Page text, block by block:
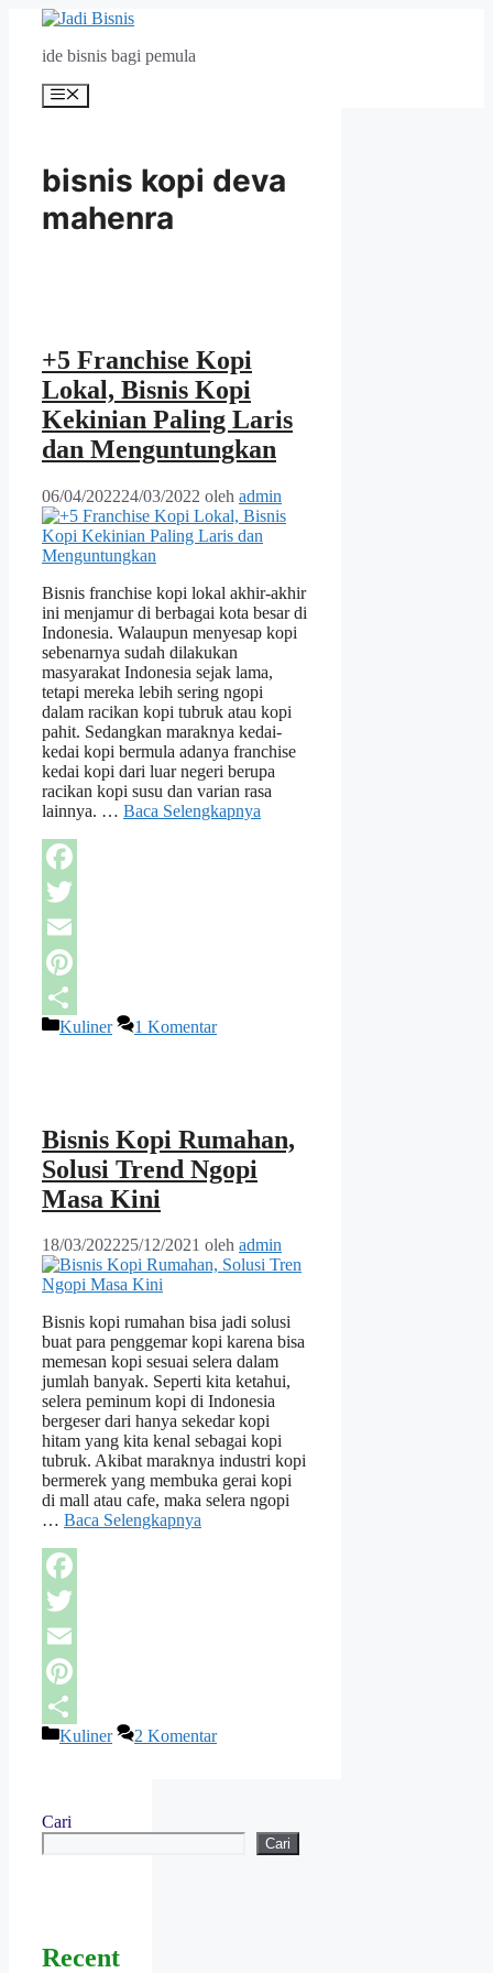
Langsung
ide bisnis bagi pemula
Menu
bisnis kopi deva
mahenra
+5 Franchise Kopi
Lokal, Bisnis Kopi
Kekinian Paling Laris
dan Menguntungkan
06/04/202224/03/2022 oleh admin
Bisnis franchise kopi lokal akhir-akhir
ini menjamur di berbagai kota besar di
Indonesia. Walaupun menyesap kopi
sebenarnya sudah dilakukan
masyarakat Indonesia sejak lama,
tetapi mereka lebih sering ngopi
dalam racikan kopi tubruk atau kopi
pahit. Sedangkan maraknya kedai-
kedai kopi bermula adanya franchise
kedai kopi dari luar negeri berupa
racikan kopi susu dan varian rasa
lainnya. … Baca Selengkapnya
Facebook
Twitter
Email
Pinterest
Share
Kategori
Kuliner 1 Komentar
Bisnis Kopi Rumahan,
Solusi Trend Ngopi
Masa Kini
18/03/202225/12/2021 oleh admin
Bisnis kopi rumahan bisa jadi solusi
buat para penggemar kopi karena bisa
memesan kopi sesuai selera dalam
jumlah banyak. Seperti kita ketahui,
selera peminum kopi di Indonesia
bergeser dari hanya sekedar kopi
hitam yang kita kenal sebagai kopi
tubruk. Akibat maraknya industri kopi
bermerek yang membuka gerai kopi
di mall atau cafe, maka selera ngopi
… Baca Selengkapnya
Facebook
Twitter
Email
Pinterest
Share
Kategori
Kuliner 2 Komentar
Cari
Cari
Recent